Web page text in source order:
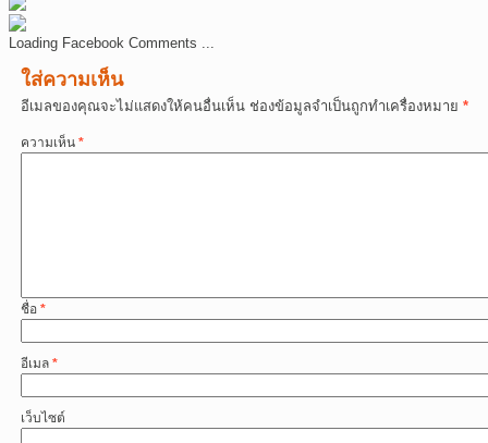
Loading Facebook Comments ...
ใส่ความเห็น
อีเมลของคุณจะไม่แสดงให้คนอื่นเห็น ช่องข้อมูลจำเป็นถูกทำเครื่องหมาย *
ความเห็น *
ชื่อ *
อีเมล *
เว็บไซต์